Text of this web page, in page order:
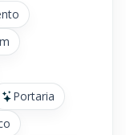
Portaria